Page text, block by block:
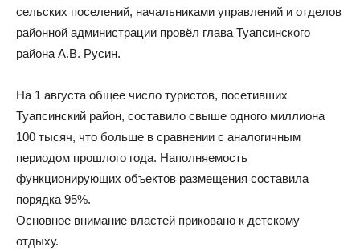
сельских поселений, начальниками управлений и отделов
районной администрации провёл глава Туапсинского
района А.В. Русин.
На 1 августа общее число туристов, посетивших
Туапсинский район, составило свыше одного миллиона
100 тысяч, что больше в сравнении с аналогичным
периодом прошлого года. Наполняемость
функционирующих объектов размещения составила
порядка 95%.
Основное внимание властей приковано к детскому
отдыху.